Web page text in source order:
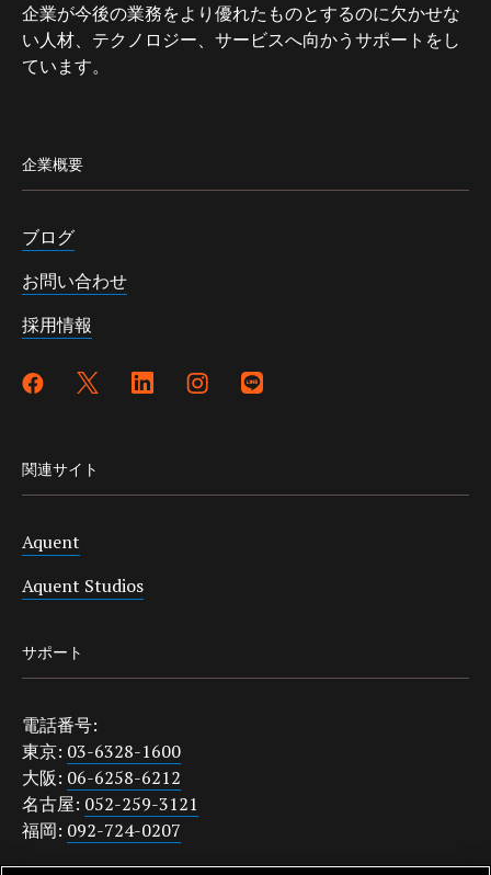
企業が今後の業務をより優れたものとするのに欠かせな
い人材、テクノロジー、サービスへ向かうサポートをし
ています。
企業概要
ブログ
お問い合わせ
採用情報
関連サイト
Aquent
Aquent Studios
サポート
電話番号:
東京: 03-6328-1600
大阪: 06-6258-6212
名古屋: 052-259-3121
福岡: 092-724-0207